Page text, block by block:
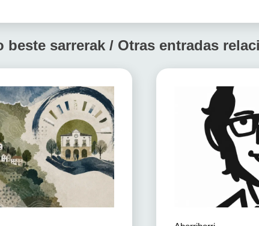
beste sarrerak / Otras entradas